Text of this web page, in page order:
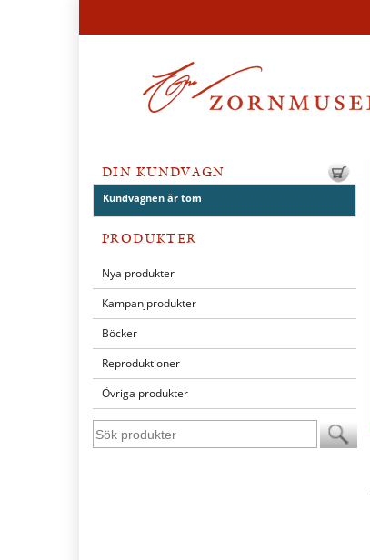
DIN KUNDVAGN
Kundvagnen är tom
PRODUKTER
Nya produkter
Kampanjprodukter
Böcker
Reproduktioner
Övriga produkter